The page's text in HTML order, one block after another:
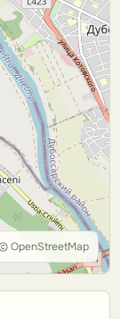
OpenStreetMap